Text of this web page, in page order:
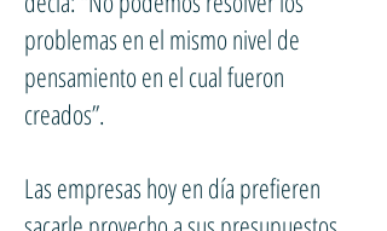
problemas en el mismo nivel de
pensamiento en el cual fueron
creados”.
Las empresas hoy en día prefieren